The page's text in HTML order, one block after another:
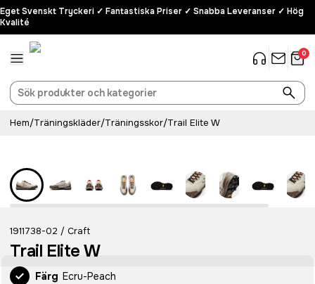
Eget Svenskt Tryckeri ✓ Fantastiska Priser ✓ Snabba Leveranser ✓ Hög
Kvalité
0
Hem/Träningskläder/Träningsskor/Trail Elite W
1911738-02 / Craft
Trail Elite W
Färg Ecru-Peach